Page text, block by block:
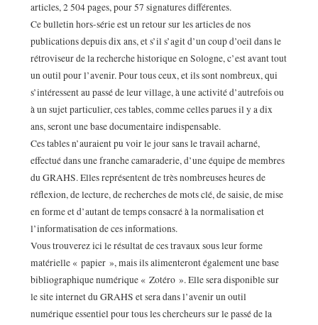
articles, 2 504 pages, pour 57 signatures différentes.
Ce bulletin hors-série est un retour sur les articles de nos
publications depuis dix ans, et s’il s’agit d’un coup d’oeil dans le
rétroviseur de la recherche historique en Sologne, c’est avant tout
un outil pour l’avenir. Pour tous ceux, et ils sont nombreux, qui
s’intéressent au passé de leur village, à une activité d’autrefois ou
à un sujet particulier, ces tables, comme celles parues il y a dix
ans, seront une base documentaire indispensable.
Ces tables n’auraient pu voir le jour sans le travail acharné,
effectué dans une franche camaraderie, d’une équipe de membres
du GRAHS. Elles représentent de très nombreuses heures de
réflexion, de lecture, de recherches de mots clé, de saisie, de mise
en forme et d’autant de temps consacré à la normalisation et
l’informatisation de ces informations.
Vous trouverez ici le résultat de ces travaux sous leur forme
matérielle « papier », mais ils alimenteront également une base
bibliographique numérique « Zotéro ». Elle sera disponible sur
le site internet du GRAHS et sera dans l’avenir un outil
numérique essentiel pour tous les chercheurs sur le passé de la